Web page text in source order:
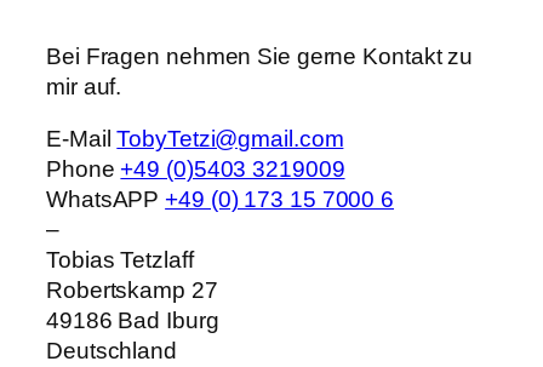
Bei Fragen nehmen Sie gerne Kontakt zu
mir auf.
E-MailTobyTetzi@gmail.com
Phone +49 (0)5403 3219009
WhatsAPP +49 (0) 173 15 7000 6
–
Tobias Tetzlaff
Robertskamp 27
49186 Bad Iburg
Deutschland